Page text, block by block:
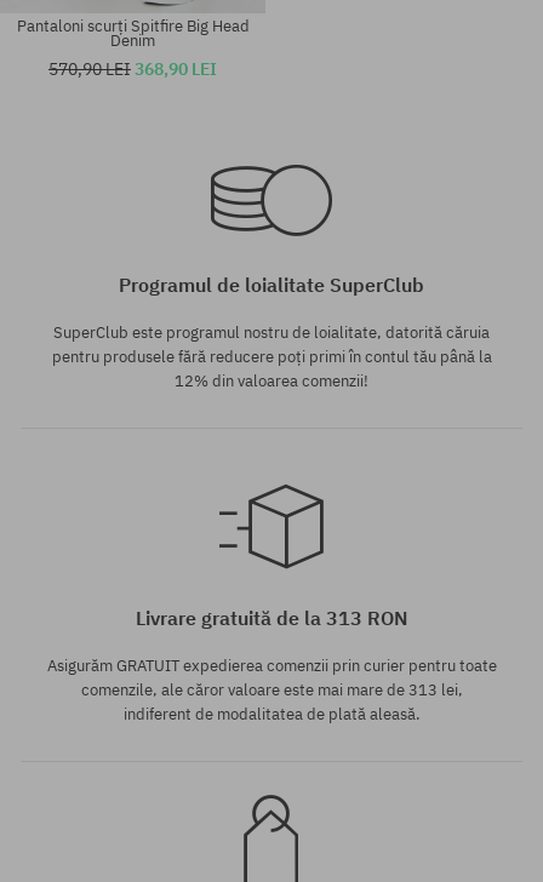
Pantaloni scurți Spitfire Big Head
Denim
570,90 LEI368,90 LEI
Programul de loialitate SuperClub
SuperClub este programul nostru de loialitate, datorită căruia
pentru produsele fără reducere poți primi în contul tău până la
12% din valoarea comenzii!
Livrare gratuită de la 313 RON
Asigurăm GRATUIT expedierea comenzii prin curier pentru toate
comenzile, ale căror valoare este mai mare de 313 lei,
indiferent de modalitatea de plată aleasă.